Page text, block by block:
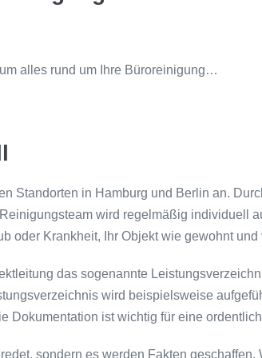
alles rund um Ihre Büroreinigung…
Standorten in Hamburg und Berlin an.
wird regelmäßig individuell
oder Krankheit, Ihr Objekt wie gewohnt
das sogenannte
wird beispielsweise
Dokumentation ist wichtig für eine
sondern es werden Fakten